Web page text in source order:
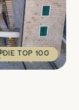
DIE TOP 100